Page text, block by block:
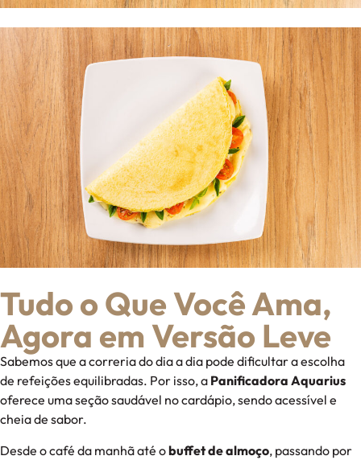
Tudo o Que Você Ama,
Agora em Versão Leve
Sabemos que a correria do dia a dia pode dificultar a escolha
de refeições equilibradas. Por isso, a Panificadora Aquarius
oferece uma seção saudável no cardápio, sendo acessível e
cheia de sabor.
Desde o café da manhã até obuffet de almoço, passando por